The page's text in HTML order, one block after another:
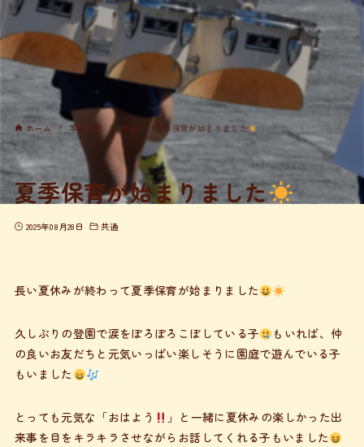
ホーム 写真日記 共通 夏季保育が始まりました
夏季保育が始まりました
2025年08月28日 共通
長い夏休みが終わって夏季保育が始まりました
久しぶりの登園で涙をぽろぽろこぼしている子
もいれば、仲
の良いお友だちと元気いっぱい楽しそうに園庭で遊んでいる子
もいました
とっても元気な「おはよう
」と一緒に夏休みの楽しかった出
来事を目をキラキラさせながらお話してくれる子もいました